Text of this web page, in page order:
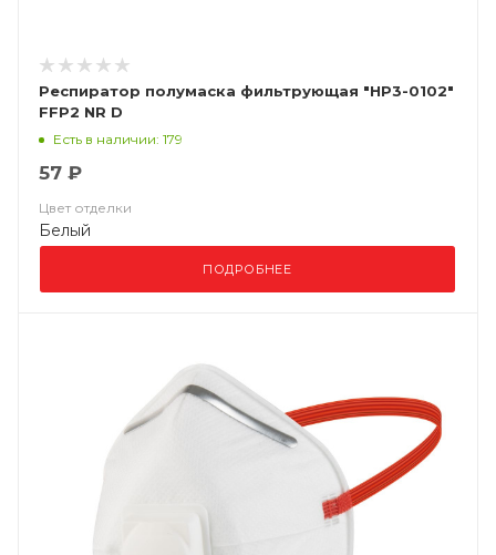
Респиратор полумаска фильтрующая "НР3-0102"
FFP2 NR D
Есть в наличии: 179
57 ₽
Цвет отделки
Белый
ПОДРОБНЕЕ